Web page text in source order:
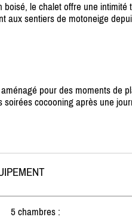
boisé, le chalet offre une
aux sentiers de motoneige
pour des moments de
soirées cocooning après une
5 chambres :